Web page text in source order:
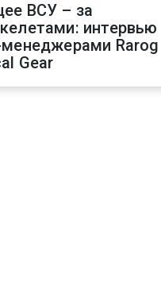
ВСУ – за
интервью
Rarog
Gear